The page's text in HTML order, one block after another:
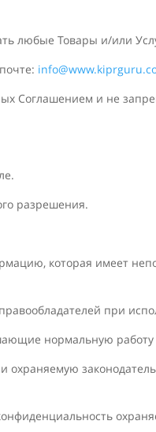
любые Товары и/или
Соглашением и не
разрешения.
которая имеет
при
нормальную работу